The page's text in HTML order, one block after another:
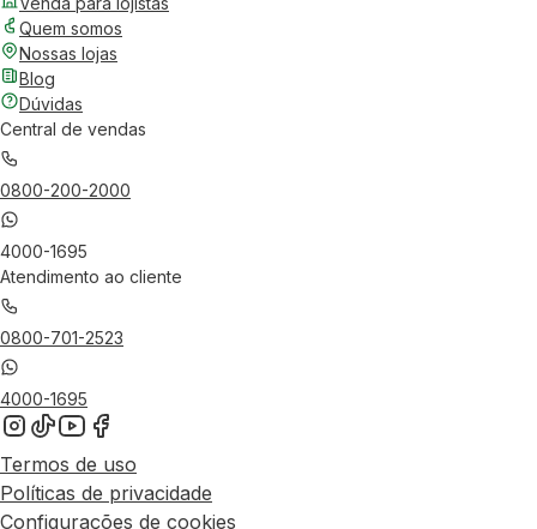
Quem somos
Nossas lojas
Blog
Dúvidas
Central de vendas
0800-200-2000
4000-1695
Atendimento ao cliente
0800-701-2523
4000-1695
Termos de uso
Políticas de privacidade
Configurações de cookies